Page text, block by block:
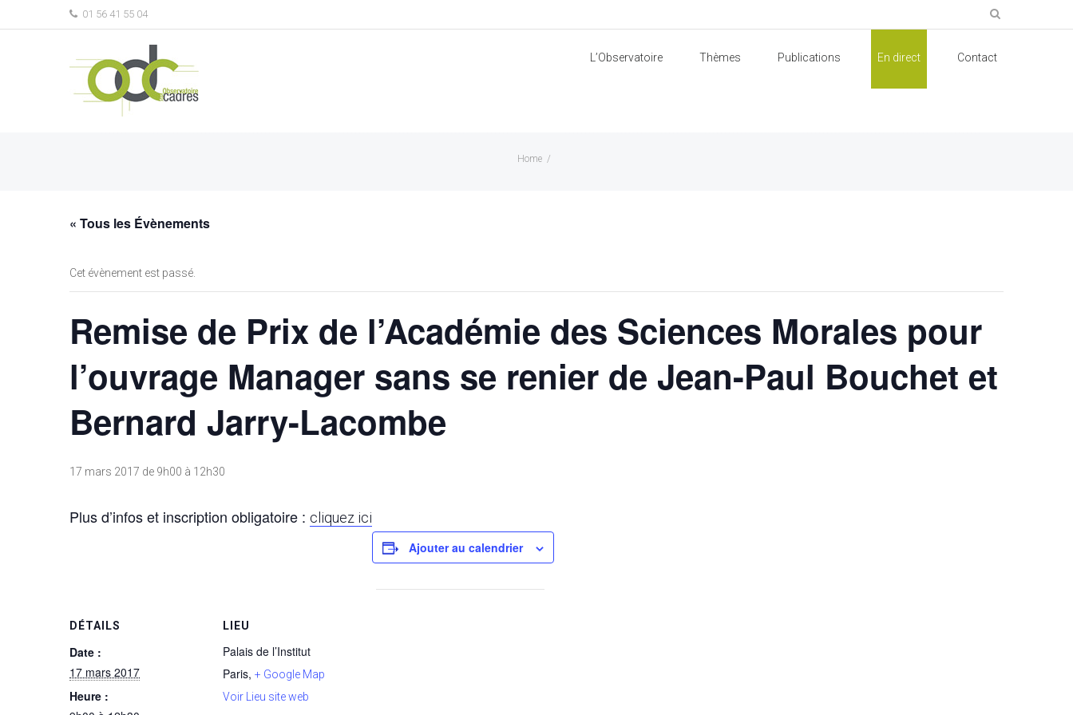
01 56 41 55 04
L’Observatoire Thèmes Publications En direct Contact
Home /
« Tous les Évènements
Cet évènement est passé.
Remise de Prix de l’Académie des Sciences Morales pour
l’ouvrage Manager sans se renier de Jean-Paul Bouchet et
Bernard Jarry-Lacombe
17 mars 2017 de 9h00 à 12h30
Plus d’infos et inscription obligatoire : cliquez ici
Ajouter au calendrier
DÉTAILS
Date :
17 mars 2017
Heure :
LIEU
Palais de l’Institut
Paris, + Google Map
Voir Lieu site web